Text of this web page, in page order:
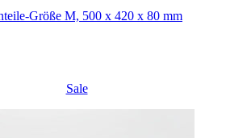
Größe M, 500 x 420 x 80 mm
Sale